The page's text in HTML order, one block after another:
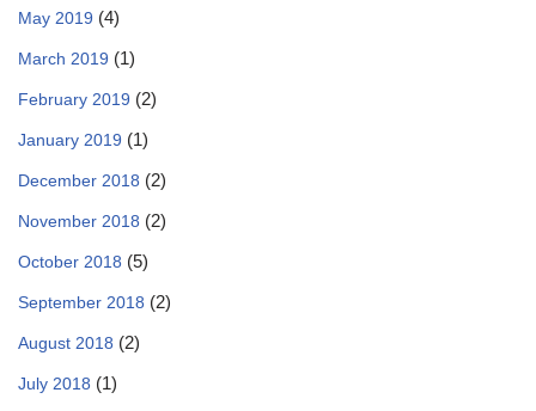
May 2019 (4)
March 2019 (1)
February 2019 (2)
January 2019 (1)
December 2018 (2)
November 2018 (2)
October 2018 (5)
September 2018 (2)
August 2018 (2)
July 2018 (1)